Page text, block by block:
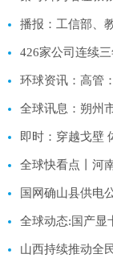
环球资讯：高管
全球讯息：朔州
即时：穿越戈壁
国网确山县供电
全球动态:国产显
山西持续推动全